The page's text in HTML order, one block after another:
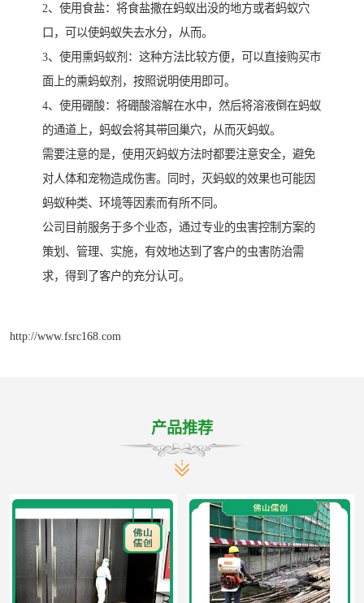
2、使用食盐：将食盐撒在蚂蚁出没的地方或者蚂蚁穴
口，可以使蚂蚁失去水分，从而。
3、使用熏蚂蚁剂：这种方法比较方便，可以直接购买市
面上的熏蚂蚁剂，按照说明使用即可。
4、使用硼酸：将硼酸溶解在水中，然后将溶液倒在蚂蚁
的通道上，蚂蚁会将其带回巢穴，从而灭蚂蚁。
需要注意的是，使用灭蚂蚁方法时都要注意安全，避免
对人体和宠物造成伤害。同时，灭蚂蚁的效果也可能因
蚂蚁种类、环境等因素而有所不同。
公司目前服务于多个业态，通过专业的虫害控制方案的
策划、管理、实施，有效地达到了客户的虫害防治需
求，得到了客户的充分认可。
http://www.fsrc168.com
产品推荐